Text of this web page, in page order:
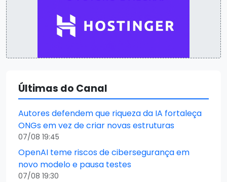
Últimas do Canal
Autores defendem que riqueza da IA fortaleça
ONGs em vez de criar novas estruturas
07/08 19:45
OpenAI teme riscos de cibersegurança em
novo modelo e pausa testes
07/08 19:30